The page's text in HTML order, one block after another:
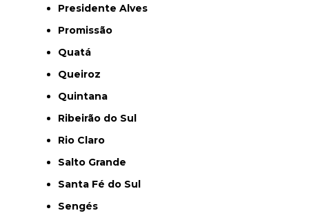
Presidente Alves
Promissão
Quatá
Queiroz
Quintana
Ribeirão do Sul
Rio Claro
Salto Grande
Santa Fé do Sul
Sengés